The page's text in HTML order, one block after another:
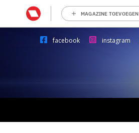
MAGAZINE TOEVOEGEN
facebook instagram